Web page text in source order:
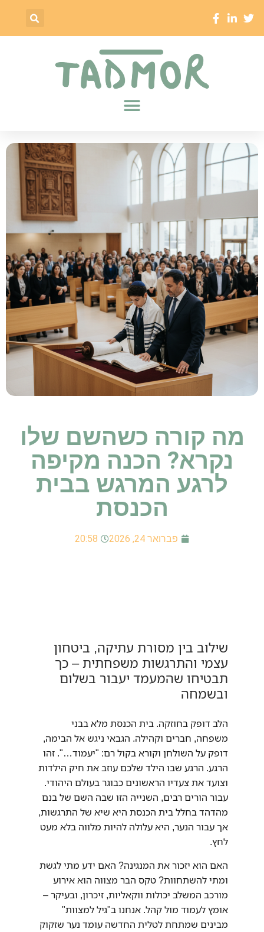
מה קורה כשהשם שלו
נקרא? הכנה מקיפה
לרגע המרגש בבית
הכנסת
פברואר 24, 2026 20:58
שילוב בין מסורת עתיקה, ביטחון
עצמי והתרגשות משפחתית – כך
תבטיחו שהמעמד יעבור בשלום
ובשמחה
הלב דופק בחוזקה. בית הכנסת מלא בבני
משפחה, חברים וקהילה. הגבאי ניגש אל הבימה,
דופק על השולחן וקורא בקול רם: "יעמוד…". זהו
הרגע. הרגע שבו הילד שלכם עוזב את חיק הילדות
וצועד את צעדיו הראשונים כבוגר בעולם היהודי.
עבור הורים רבים, השנייה הזו שבה השם של בנם
מהדהד בחלל בית הכנסת היא שיא של התרגשות,
אך עבור הנער, היא עלולה להיות מלווה בלא מעט
לחץ.
האם הוא יזכור את המנגינה? האם ידע מתי לגשת
ומתי להשתחוות? טקס הבר מצווה הוא אירוע
מורכב המשלב יכולות ווקאליות, זיכרון, ובעיקר –
אומץ לעמוד מול קהל. אנחנו ב"גיל למצוות"
מבינים שמתחת לטלית החדשה עומד נער שזקוק